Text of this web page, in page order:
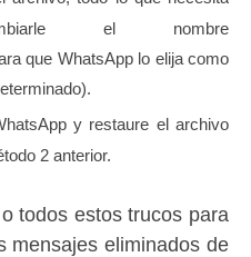
el nombre
que WhatsApp lo elija como
y restaure el archivo
2 anterior.
todos estos trucos para
mensajes eliminados de